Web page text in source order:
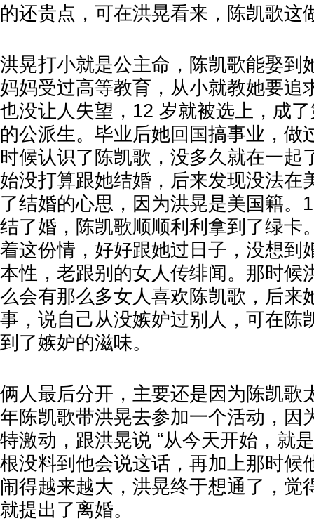
的还贵点，可在洪晃看来，陈凯歌这
洪晃打小就是公主命，陈凯歌能娶到
妈妈受过高等教育，从小就教她要追
也没让人失望，12 岁就被选上，成
的公派生。毕业后她回国搞事业，做
时候认识了陈凯歌，没多久就在一起
始没打算跟她结婚，后来发现没法在
了结婚的心思，因为洪晃是美国籍。
结了婚，陈凯歌顺顺利利拿到了绿卡
着这份情，好好跟她过日子，没想到
本性，老跟别的女人传绯闻。那时候
么会有那么多女人喜欢陈凯歌，后来
事，说自己从没嫉妒过别人，可在陈
到了嫉妒的滋味。
俩人最后分开，主要还是因为陈凯歌
年陈凯歌带洪晃去参加一个活动，因
特激动，跟洪晃说 “从今天开始，就
根没料到他会说这话，再加上那时候
闹得越来越大，洪晃终于想通了，觉
就提出了离婚。